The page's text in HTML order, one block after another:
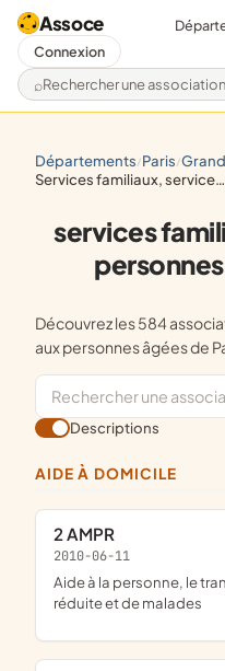
Assoce
Rechercher une
Connexion
départements/ paris/
services familiaux, services aux personnes âgées
services
Découvrez les 584 associations services familiaux, services
aux personnes âgées de
Descriptions
AIDE À DOMICILE
2 AMPR
2010-06-11
aide à la personne, le transport de personnes à mobilité
réduite et de malades